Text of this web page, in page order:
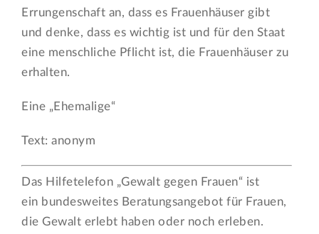
Errungenschaft an, dass es Frauenhäuser gibt
und denke, dass es wichtig ist und für den Staat
eine menschliche Pflicht ist, die Frauenhäuser zu
erhalten.
Eine „Ehemalige“
Text: anonym
Das Hilfetelefon „Gewalt gegen Frauen“ ist
ein bundesweites Beratungsangebot für Frauen,
die Gewalt erlebt haben oder noch erleben.